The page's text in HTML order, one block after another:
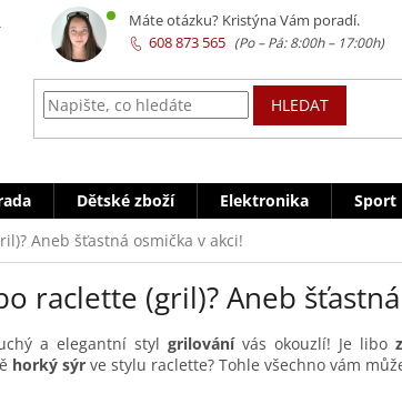
HLEDAT
Dětské zboží Elektronika Sport
Aneb šťastná osmička v akci!
raclette (gril)? Aneb
a elegantní styl grilovánívás okouzlí! Je libo
horký sýr ve stylu raclette? Tohle všechno vám
Máte otázku? Kristýna Vám poradí.
608 873 565